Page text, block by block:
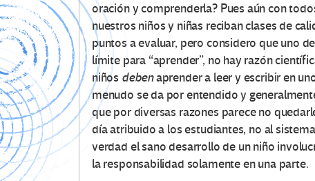
oración y comprenderla? Pues aún con
nuestros niños y niñas reciban clases de
puntos a evaluar, pero considero que uno
límite para “aprender”, no hay razón
niños debenaprender a leer y escribir en
menudo se da por entendido y
que por diversas razones parece no
día atribuido a los estudiantes, no al
verdad el sano desarrollo de un niño
la responsabilidad solamente en una parte.